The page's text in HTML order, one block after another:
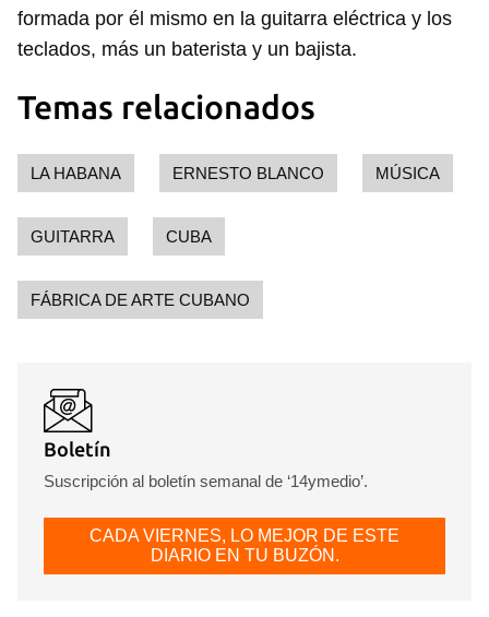
formada por él mismo en la guitarra eléctrica y los
teclados, más un baterista y un bajista.
Temas relacionados
LA HABANA ERNESTO BLANCO MÚSICA
GUITARRA CUBA
FÁBRICA DE ARTE CUBANO
Boletín
Suscripción al boletín semanal de ‘14ymedio’.
CADA VIERNES, LO MEJOR DE ESTE
DIARIO EN TU BUZÓN.